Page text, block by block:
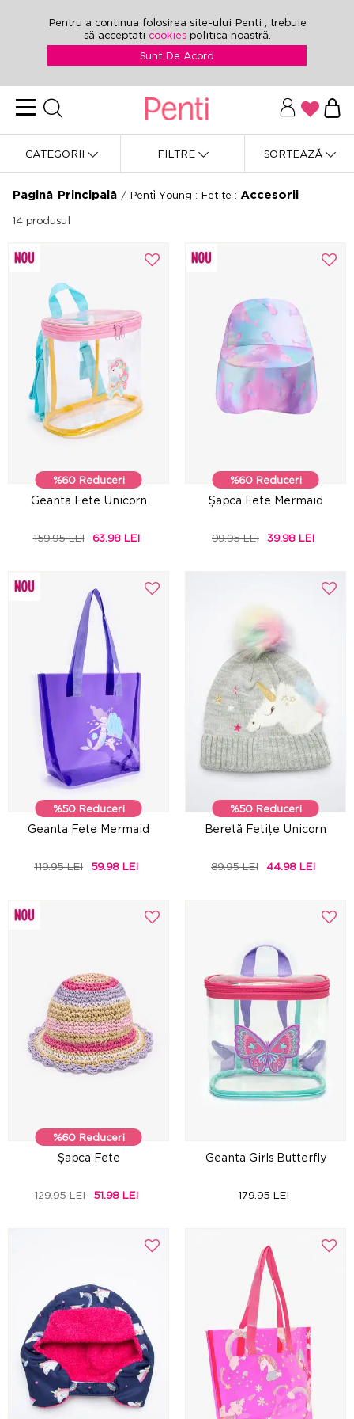
Pentru a continua folosirea site-ului Penti , trebuie
să acceptați cookies politica noastră.
Sunt De Acord
CATEGORII FILTRE SORTEAZĂ
Pagină Principală / Penti̇ Young : Fetițe : Accesorii
14 produsul
%60 Reduceri
Geanta Fete Unicorn
159.95 LEI 63.98 LEI
%60 Reduceri
Șapca Fete Mermaid
99.95 LEI 39.98 LEI
%50 Reduceri
Geanta Fete Mermaid
119.95 LEI 59.98 LEI
%50 Reduceri
Beretă Fetițe Unicorn
89.95 LEI 44.98 LEI
%60 Reduceri
Șapca Fete
129.95 LEI 51.98 LEI
Geanta Girls Butterfly
179.95 LEI